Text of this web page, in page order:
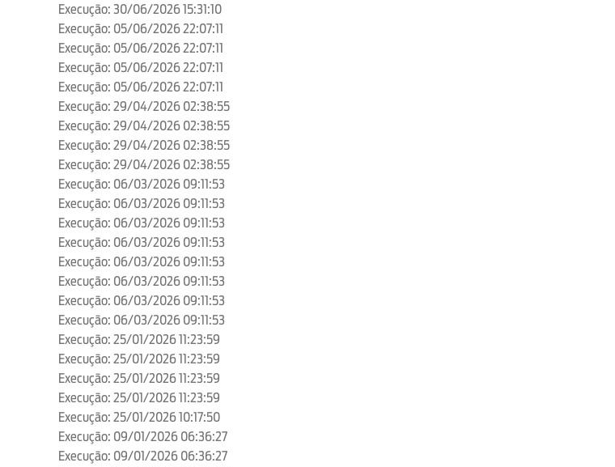
Execução: 30/06/2026 15:31:10
Execução: 05/06/2026 22:07:11
Execução: 05/06/2026 22:07:11
Execução: 05/06/2026 22:07:11
Execução: 05/06/2026 22:07:11
Execução: 29/04/2026 02:38:55
Execução: 29/04/2026 02:38:55
Execução: 29/04/2026 02:38:55
Execução: 29/04/2026 02:38:55
Execução: 06/03/2026 09:11:53
Execução: 06/03/2026 09:11:53
Execução: 06/03/2026 09:11:53
Execução: 06/03/2026 09:11:53
Execução: 06/03/2026 09:11:53
Execução: 06/03/2026 09:11:53
Execução: 06/03/2026 09:11:53
Execução: 06/03/2026 09:11:53
Execução: 25/01/2026 11:23:59
Execução: 25/01/2026 11:23:59
Execução: 25/01/2026 11:23:59
Execução: 25/01/2026 11:23:59
Execução: 25/01/2026 10:17:50
Execução: 09/01/2026 06:36:27
Execução: 09/01/2026 06:36:27